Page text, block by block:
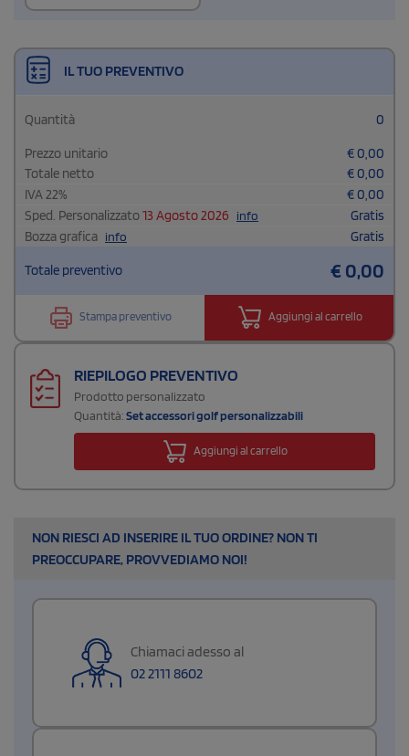
IL TUO PREVENTIVO
Quantità 0
Prezzo unitario €0,00
Totale netto
€0,00
IVA22% €0,00
Sped. Personalizzato13 Agosto 2026 info
Gratis
Bozza grafica info Gratis
Totale preventivo €0,00
Stampa preventivo Aggiungi al carrello
RIEPILOGO PREVENTIVO
Prodotto personalizzato
Quantità:Set accessori golf personalizzabili
Aggiungi al carrello
NON RIESCI AD INSERIRE IL TUO ORDINE? NON TI
PREOCCUPARE, PROVVEDIAMO NOI!
Chiamaci adesso al
02 2111 8602